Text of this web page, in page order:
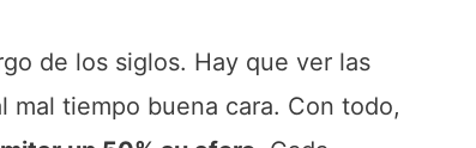
de los siglos. Hay que ver las
mal tiempo buena cara. Con todo,